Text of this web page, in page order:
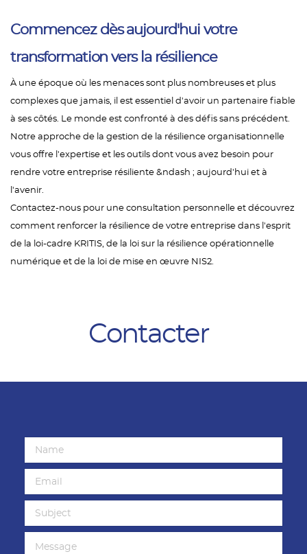
Commencez dès aujourd'hui votre
transformation vers la résilience
À une époque où les menaces sont plus nombreuses et plus
complexes que jamais, il est essentiel d'avoir un partenaire fiable
à ses côtés. Le monde est confronté à des défis sans précédent.
Notre approche de la gestion de la résilience organisationnelle
vous offre l'expertise et les outils dont vous avez besoin pour
rendre votre entreprise résiliente &ndash ; aujourd'hui et à
l'avenir.
Contactez-nous pour une consultation personnelle et découvrez
comment renforcer la résilience de votre entreprise dans l'esprit
de la loi-cadre KRITIS, de la loi sur la résilience opérationnelle
numérique et de la loi de mise en œuvre NIS2.
Contacter